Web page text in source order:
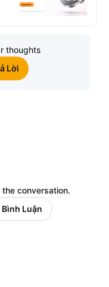
thoughts
Lời
conversation.
Luận